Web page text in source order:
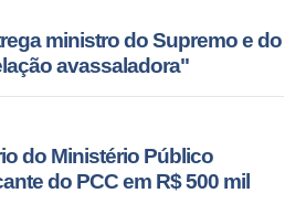
ministro do Supremo e do
avassaladora"
do Ministério Público
do PCC em R$ 500 mil